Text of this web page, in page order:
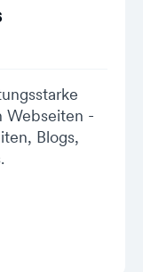
Webseiten -
Blogs,